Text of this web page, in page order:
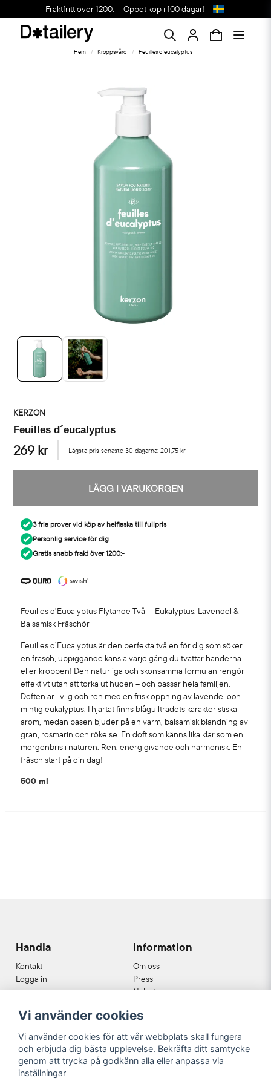
Fraktfritt över 1200:- Öppet köp i 100 dagar!
Hem Kroppsvård Feuilles d´eucalyptus
KERZON
Feuilles d´eucalyptus
269 kr Lägsta pris senaste 30 dagarna:201,75 kr
LÄGG I VARUKORGEN
3 fria prover vid köp av helflaska till fullpris
Personlig service för dig
Gratis snabb frakt över 1200:-
Feuilles d’Eucalyptus Flytande Tvål – Eukalyptus, Lavendel &
Balsamisk Fräschör
Feuilles d’Eucalyptus är den perfekta tvålen för dig som söker
en fräsch, uppiggande känsla varje gång du tvättar händerna
eller kroppen! Den naturliga och skonsamma formulan rengör
effektivt utan att torka ut huden – och passar hela familjen.
Doften är livlig och ren med en frisk öppning av lavendel och
mintig eukalyptus. I hjärtat finns blågullträdets karakteristiska
arom, medan basen bjuder på en varm, balsamisk blandning av
gran, rosmarin och rökelse. En doft som känns lika klar som en
morgonbris i naturen. Ren, energigivande och harmonisk. En
fräsch start på din dag!
500 ml
Handla
Kontakt
Logga in
Information
Om oss
Press
Nyheter
Cookies
Köpvillkor
Våra partners
Vi använder cookies
Vi använder cookies för att vår webbplats skall fungera
och erbjuda dig bästa upplevelse. Bekräfta ditt samtycke
genom att trycka på godkänn alla eller anpassa via
inställningar